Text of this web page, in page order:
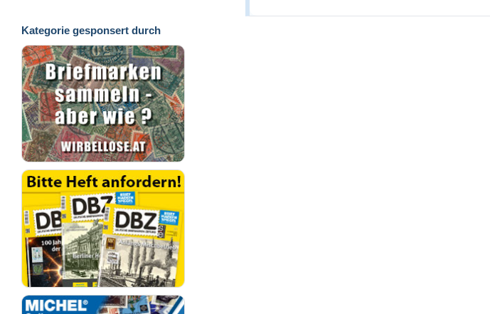
Kategorie gesponsert durch